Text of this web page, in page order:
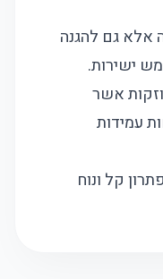
גם להגנה
ישירות.
אשר
עמידות
קל ונוח